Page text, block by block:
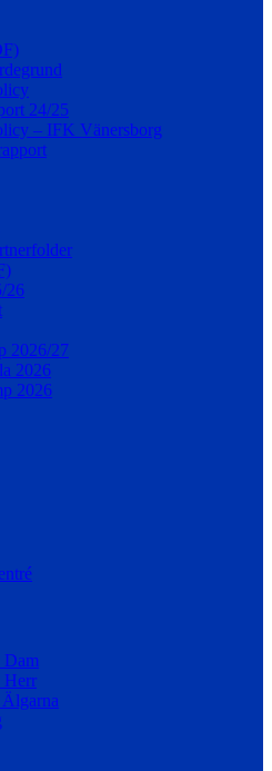
24/25
– IFK Vänersborg
26
2026/27
2026
2026
Dam
Herr